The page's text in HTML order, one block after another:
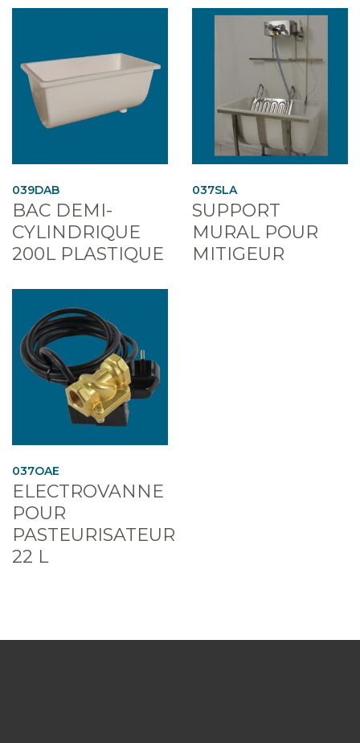
039DAB
BAC DEMI-
CYLINDRIQUE
200L PLASTIQUE
037SLA
SUPPORT
MURAL POUR
MITIGEUR
037OAE
ELECTROVANNE
POUR
PASTEURISATEUR
22 L